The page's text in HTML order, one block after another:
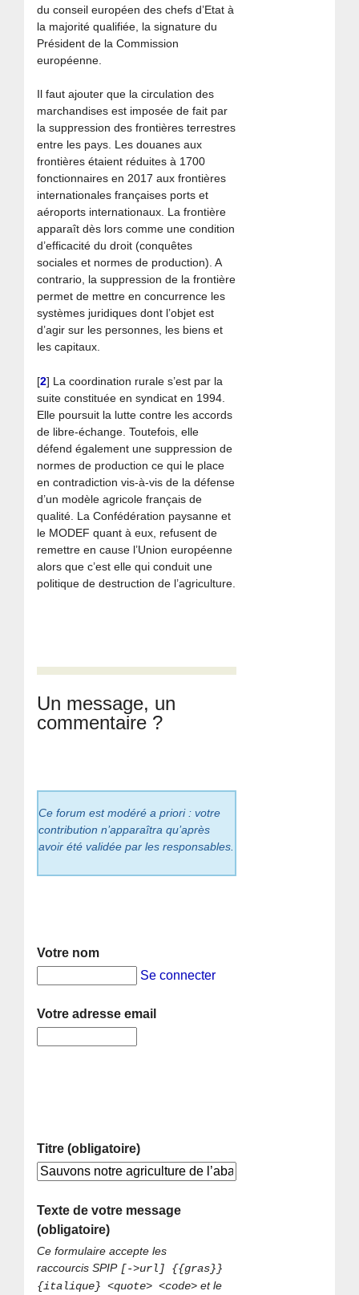
du conseil européen des chefs d’Etat à
la majorité qualifiée, la signature du
Président de la Commission
européenne.
Il faut ajouter que la circulation des
marchandises est imposée de fait par
la suppression des frontières terrestres
entre les pays. Les douanes aux
frontières étaient réduites à 1700
fonctionnaires en 2017 aux frontières
internationales françaises ports et
aéroports internationaux. La frontière
apparaît dès lors comme une condition
d’efficacité du droit (conquêtes
sociales et normes de production). A
contrario, la suppression de la frontière
permet de mettre en concurrence les
systèmes juridiques dont l’objet est
d’agir sur les personnes, les biens et
les capitaux.
[2] La coordination rurale s’est par la
suite constituée en syndicat en 1994.
Elle poursuit la lutte contre les accords
de libre-échange. Toutefois, elle
défend également une suppression de
normes de production ce qui le place
en contradiction vis-à-vis de la défense
d’un modèle agricole français de
qualité. La Confédération paysanne et
le MODEF quant à eux, refusent de
remettre en cause l’Union européenne
alors que c’est elle qui conduit une
politique de destruction de l’agriculture.
Un message, un
commentaire ?
Ce forum est modéré a priori : votre
contribution n’apparaîtra qu’après
avoir été validée par les responsables.
Votre nom
Se connecter
Votre adresse email
Titre (obligatoire)
Texte de votre message
(obligatoire)
Ce formulaire accepte les
raccourcis SPIP [->url] {{gras}}
{italique} <quote> <code> et le